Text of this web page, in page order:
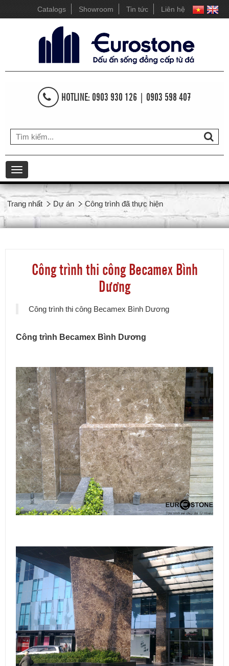
Catalogs Showroom Tin tức Liên hệ
HOTLINE: 0903 930 126 | 0903 598 407
Toggle
navigation
Trang nhất Dự án Công trình đã thực hiện
Công trình thi công Becamex Bình
Dương
Công trình thi công Becamex Bình Dương
Công trình Becamex Bình Dương